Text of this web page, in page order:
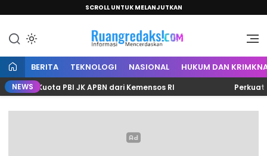
SCROLL UNTUK MELANJUTKAN
Ruang Redaksi
Informasi Mencerdaskan
BERITA TEKNOLOGI NASIONAL HUKUM DAN
NEWS
Kuota PBI JK APBN dari Kemensos RI Perkuat